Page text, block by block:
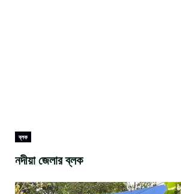
ব্লক
নদীয়া জেলার ব্লক